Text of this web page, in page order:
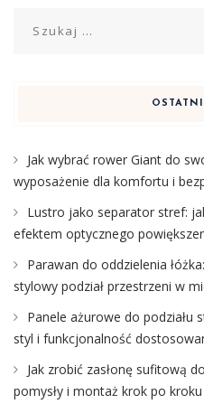
Jak wybrać rower Giant do
wyposażenie dla komfortu i
Lustro jako separator stref:
efektem optycznego
Parawan do oddzielenia
stylowy podział przestrzeni w
Panele ażurowe do podziału
styl i funkcjonalność
Jak zrobić zasłonę sufitową
pomysły i montaż krok po kroku